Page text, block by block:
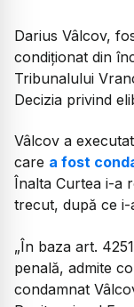
Darius Vâlcov,
condiționat din
Tribunalului
Decizia privind
Vâlcov a
care a fost
Înalta Curtea i-a
trecut, după ce
„În baza art.
penală, admite
condamnat